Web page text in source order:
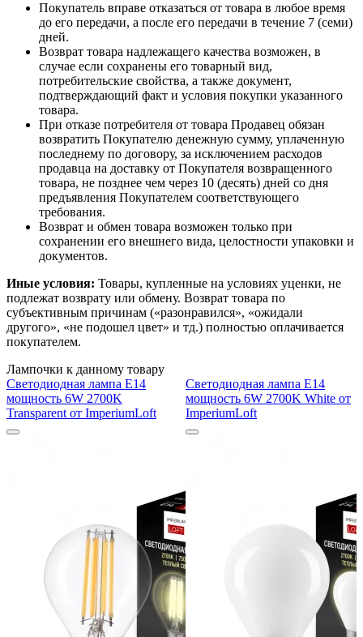
Покупатель вправе отказаться от товара в любое время
до его передачи, а после его передачи в течение 7 (семи)
дней.
Возврат товара надлежащего качества возможен, в
случае если сохранены его товарный вид,
потребительские свойства, а также документ,
подтверждающий факт и условия покупки указанного
товара.
При отказе потребителя от товара Продавец обязан
возвратить Покупателю денежную сумму, уплаченную
последнему по договору, за исключением расходов
продавца на доставку от Покупателя возвращенного
товара, не позднее чем через 10 (десять) дней со дня
предъявления Покупателем соответствующего
требования.
Возврат и обмен товара возможен только при
сохранении его внешнего вида, целостности упаковки и
документов.
Иные условия: Товары, купленные на условиях уценки, не
подлежат возврату или обмену. Возврат товара по
субъективным причинам («разонравился», «ожидали
другого», «не подошел цвет» и тд.) полностью оплачивается
покупателем.
Лампочки к данному товару
Светодиодная лампа E14
мощность 6W 2700K
Transparent от ImperiumLoft
Светодиодная лампа E14
мощность 6W 2700K White от
ImperiumLoft